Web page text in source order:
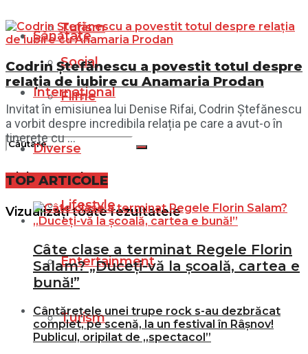
Turism
Social
Filme
Nici un rezultat
Vizualizați toate rezultatele
Sănătate
Internațional
Diverse
Lifestyle
Entertainment
Turism
Codrin Ștefănescu a povestit totul despre
relația de iubire cu Anamaria Prodan
Invitat în emisiunea lui Denise Rifai, Codrin Ștefănescu
a vorbit despre incredibila relația pe care a avut-o în
tinerețe cu ...
TOP ARTICOLE
Câte clase a terminat Regele Florin
Salam? „Duceți-vă la școală, cartea e
bună!”
Cântărețele unei trupe rock s-au dezbrăcat
complet, pe scenă, la un festival în Râșnov!
Publicul, oripilat de „spectacol”